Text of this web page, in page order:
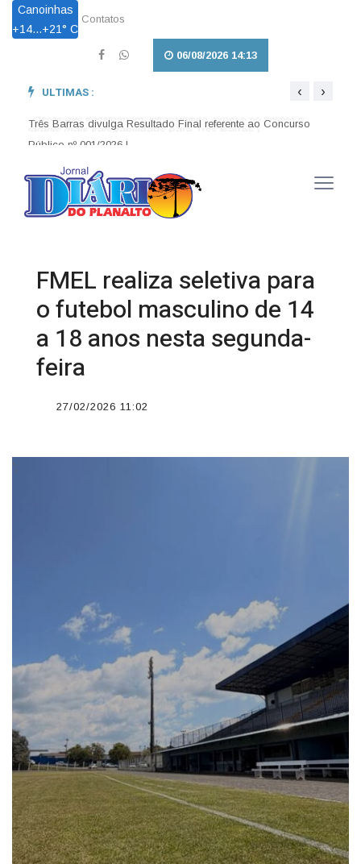
Canoinhas
+14...+21° C
Contatos
06/08/2026 14:13
ULTIMAS :
Público nº 001/2026 |
‹ ›
FMEL realiza seletiva para
o futebol masculino de 14
a 18 anos nesta segunda-
feira
27/02/2026 11:02
';